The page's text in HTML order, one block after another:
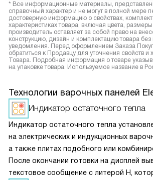
* Все информационные материалы,
справочный характер и не могут в полной мере
достоверную информацию о свойствах,
характеристиках товара, включая цвета,
производитель оставляет за собой право на
конструкцию, дизайн и комплектацию товара без
уведомления. Перед оформлением Заказа
обратиться к Продавцу для уточнения свойств и
Товара. Подробная информация о товаре
на упаковке товара. Используемое название в
Технологии варочных панелей
Индикатор остаточного тепла
Индикатор остаточного тепла
на электрических и индукционных
а также плитах подобного или
После окончании готовки на дисплей
текстовое сообщение с литерой H,